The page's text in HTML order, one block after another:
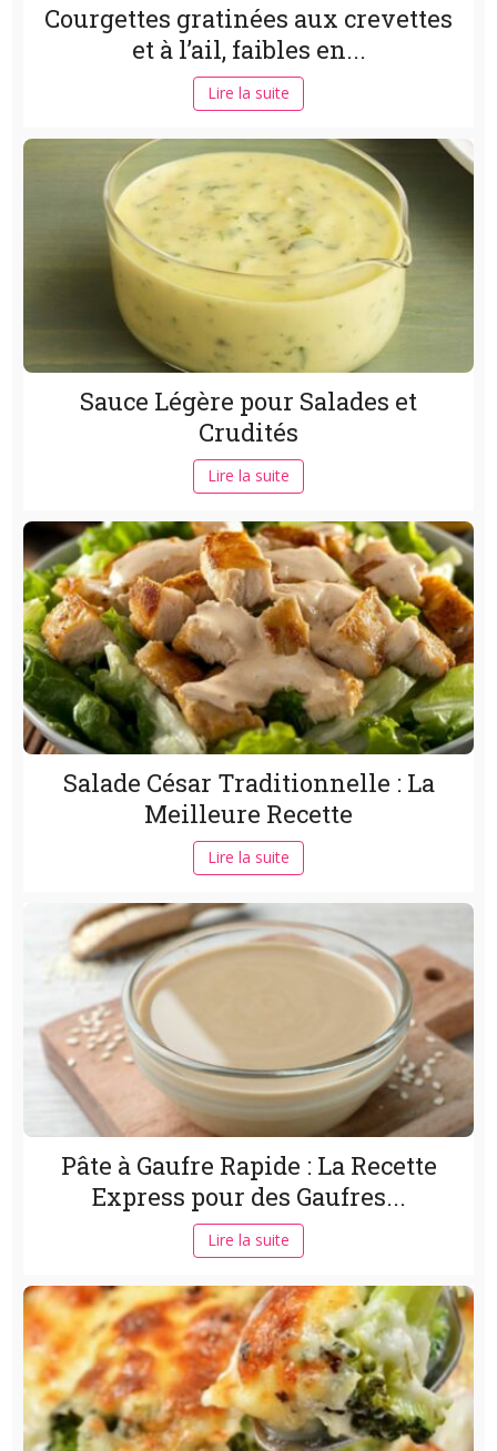
Courgettes gratinées aux crevettes
et à l’ail, faibles en...
Lire la suite
Sauce Légère pour Salades et
Crudités
Lire la suite
Salade César Traditionnelle : La
Meilleure Recette
Lire la suite
Pâte à Gaufre Rapide : La Recette
Express pour des Gaufres...
Lire la suite